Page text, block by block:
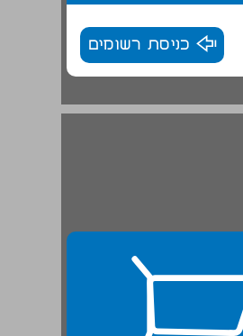
כניסת רשומים